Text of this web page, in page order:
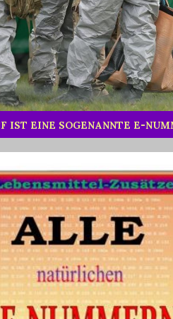
IST EINE SOGENANNTE E-